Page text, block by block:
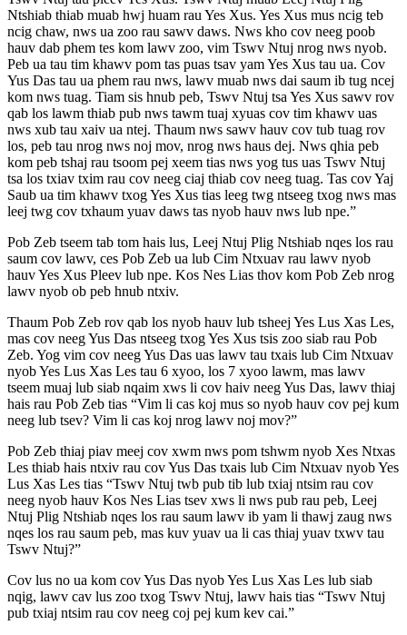
Ntshiab thiab muab hwj huam rau Yes Xus. Yes Xus mus ncig teb
ncig chaw, nws ua zoo rau sawv daws. Nws kho cov neeg poob
hauv dab phem tes kom lawv zoo, vim Tswv Ntuj nrog nws nyob.
Peb ua tau tim khawv pom tas puas tsav yam Yes Xus tau ua. Cov
Yus Das tau ua phem rau nws, lawv muab nws dai saum ib tug ncej
kom nws tuag. Tiam sis hnub peb, Tswv Ntuj tsa Yes Xus sawv rov
qab los lawm thiab pub nws tawm tuaj xyuas cov tim khawv uas
nws xub tau xaiv ua ntej. Thaum nws sawv hauv cov tub tuag rov
los, peb tau nrog nws noj mov, nrog nws haus dej. Nws qhia peb
kom peb tshaj rau tsoom pej xeem tias nws yog tus uas Tswv Ntuj
tsa los txiav txim rau cov neeg ciaj thiab cov neeg tuag. Tas cov Yaj
Saub ua tim khawv txog Yes Xus tias leeg twg ntseeg txog nws mas
leej twg cov txhaum yuav daws tas nyob hauv nws lub npe.”
Pob Zeb tseem tab tom hais lus, Leej Ntuj Plig Ntshiab nqes los rau
saum cov lawv, ces Pob Zeb ua lub Cim Ntxuav rau lawv nyob
hauv Yes Xus Pleev lub npe. Kos Nes Lias thov kom Pob Zeb nrog
lawv nyob ob peb hnub ntxiv.
Thaum Pob Zeb rov qab los nyob hauv lub tsheej Yes Lus Xas Les,
mas cov neeg Yus Das ntseeg txog Yes Xus tsis zoo siab rau Pob
Zeb. Yog vim cov neeg Yus Das uas lawv tau txais lub Cim Ntxuav
nyob Yes Lus Xas Les tau 6 xyoo, los 7 xyoo lawm, mas lawv
tseem muaj lub siab nqaim xws li cov haiv neeg Yus Das, lawv thiaj
hais rau Pob Zeb tias “Vim li cas koj mus so nyob hauv cov pej kum
neeg lub tsev? Vim li cas koj nrog lawv noj mov?”
Pob Zeb thiaj piav meej cov xwm nws pom tshwm nyob Xes Ntxas
Les thiab hais ntxiv rau cov Yus Das txais lub Cim Ntxuav nyob Yes
Lus Xas Les tias “Tswv Ntuj twb pub tib lub txiaj ntsim rau cov
neeg nyob hauv Kos Nes Lias tsev xws li nws pub rau peb, Leej
Ntuj Plig Ntshiab nqes los rau saum lawv ib yam li thawj zaug nws
nqes los rau saum peb, mas kuv yuav ua li cas thiaj yuav txwv tau
Tswv Ntuj?”
Cov lus no ua kom cov Yus Das nyob Yes Lus Xas Les lub siab
nqig, lawv cav lus zoo txog Tswv Ntuj, lawv hais tias “Tswv Ntuj
pub txiaj ntsim rau cov neeg coj pej kum kev cai.”